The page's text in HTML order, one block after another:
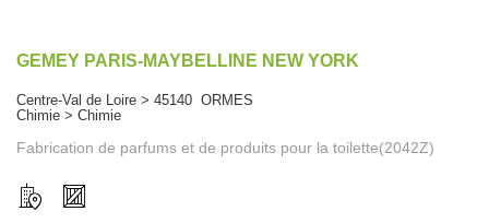
GEMEY PARIS-MAYBELLINE NEW YORK
Centre-Val de Loire > 45140 ORMES
Chimie > Chimie
Fabrication de parfums et de produits pour la toilette(2042Z)